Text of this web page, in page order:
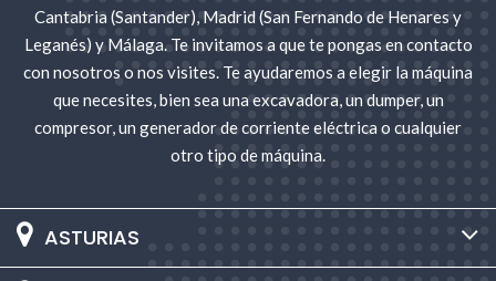
Cantabria (Santander), Madrid (San Fernando de Henares y
Leganés) y Málaga. Te invitamos a que te pongas en contacto
con nosotros o nos visites. Te ayudaremos a elegir la máquina
que necesites, bien sea una excavadora, un dumper, un
compresor, un generador de corriente eléctrica o cualquier
otro tipo de máquina.
ASTURIAS